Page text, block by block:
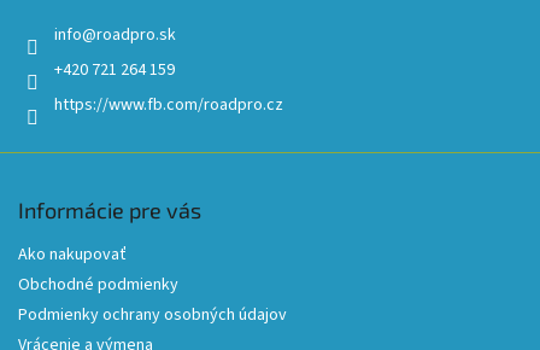
info@roadpro.sk
+420 721 264 159
https://www.fb.com/roadpro.cz
Informácie pre vás
Ako nakupovať
Obchodné podmienky
Podmienky ochrany osobných údajov
Vrácenie a výmena